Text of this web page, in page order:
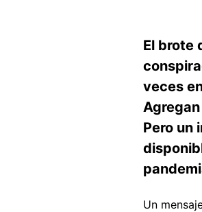
El brote
veces
Pero un
Un